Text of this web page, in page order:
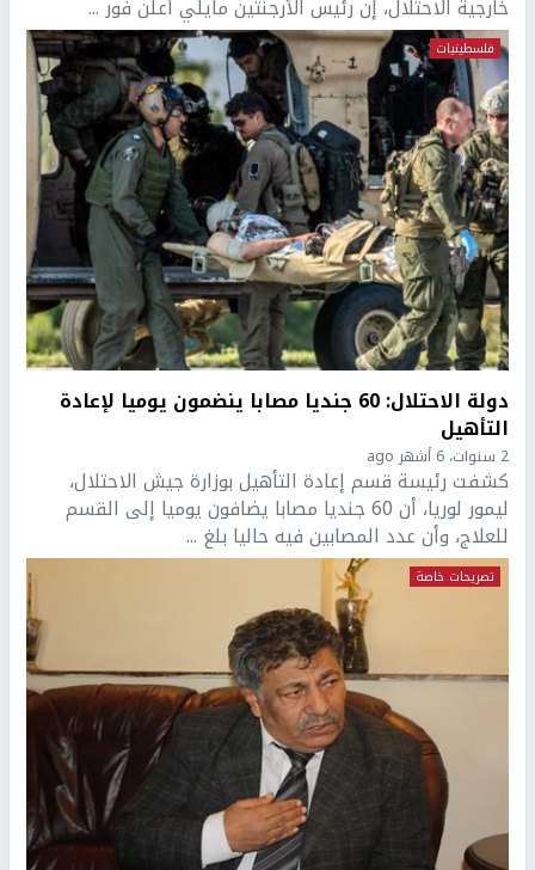
خارجية الاحتلال، إن رئيس الأرجنتين مايلي أعلن فور ...
فلسطينيات
دولة الاحتلال: 60 جنديا مصابا ينضمون يوميا لإعادة
التأهيل
2 سنوات، 6 أشهر ago
كشفت رئيسة قسم إعادة التأهيل بوزارة جيش الاحتلال،
ليمور لوريا، أن 60 جنديا مصابا يضافون يوميا إلى القسم
للعلاج، وأن عدد المصابين فيه حاليا بلغ ...
تصريحات خاصة